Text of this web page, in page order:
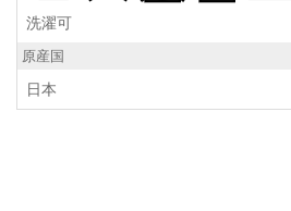
洗濯可
原産国
日本